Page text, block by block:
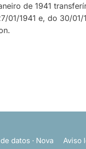
de 1941
01/1941 e, do 30/01/
datos · Nova
Aviso